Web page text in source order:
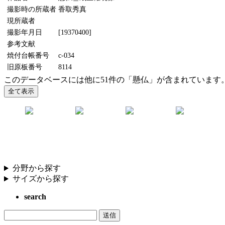
撮影時の所蔵者 香取秀真
現所蔵者
撮影年月日
[19370400]
参考文献
焼付台帳番号
c-034
旧原板番号
8114
このデータベースには他に51件の「懸仏」が含まれています
分野から探す
サイズから探す
search